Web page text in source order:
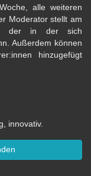
alle weiteren
Moderator stellt am
der in der sich
Außerdem können
hinzugefügt
innovativ.